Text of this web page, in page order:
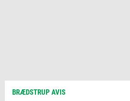
BRÆDSTRUP AVIS